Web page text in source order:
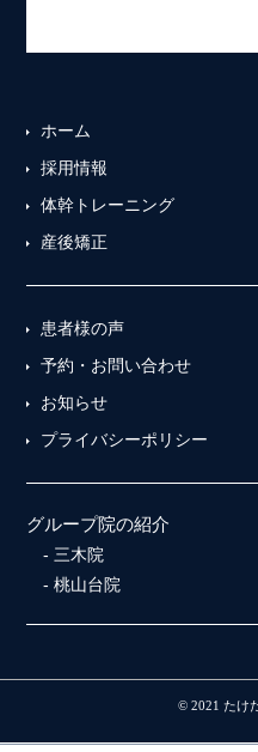
ホーム
採用情報
体幹トレーニング
産後矯正
患者様の声
予約・お問い合わせ
お知らせ
プライバシーポリシー
グループ院の紹介
三木院
桃山台院
© 2021 たけ